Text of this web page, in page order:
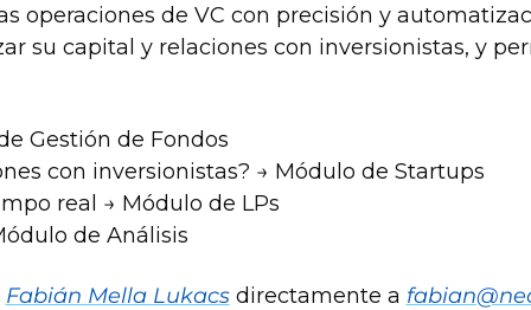
operaciones de VC con precisión y
su capital y relaciones con inversionistas, y
Gestión de Fondos
con inversionistas? → Módulo de Startups
real → Módulo de LPs
de Análisis
Fabián Mella Lukacs directamente a